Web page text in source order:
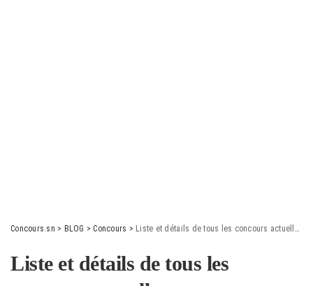
Concours.sn > BLOG > Concours > Liste et détails de tous les concours actuellement ouverts au Sénégal – Mai 2025
Liste et détails de tous les